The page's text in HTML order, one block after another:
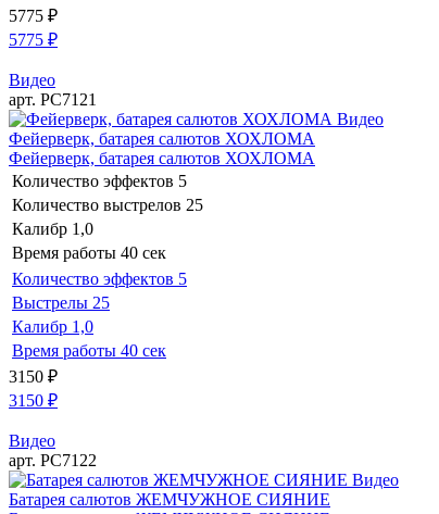
5775 ₽
5775 ₽
Видео
арт. РС7121
Видео
Фейерверк, батарея салютов ХОХЛОМА
Фейерверк, батарея салютов ХОХЛОМА
Количество эффектов 5
Количество выстрелов 25
Калибр 1,0
Время работы 40 сек
Количество эффектов 5
Выстрелы 25
Калибр 1,0
Время работы 40 сек
3150 ₽
3150 ₽
Видео
арт. РС7122
Видео
Батарея салютов ЖЕМЧУЖНОЕ СИЯНИЕ